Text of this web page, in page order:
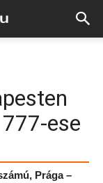
ese
Prága –